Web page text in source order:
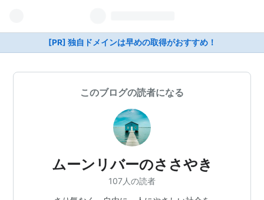
[PR] 独自ドメインは早めの取得がおすすめ！
このブログの読者になる
ムーンリバーのささやき
107人の読者